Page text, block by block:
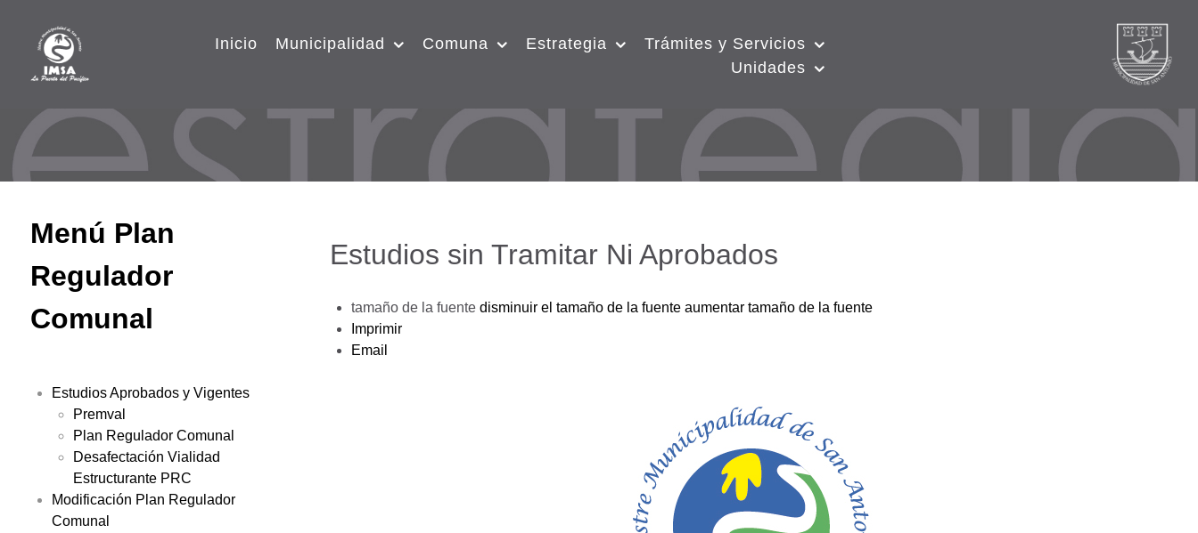
Inicio Municipalidad Comuna Estrategia
Trámites y Servicios
Unidades
Menú Plan
Regulador
Comunal
Estudios Aprobados y Vigentes
Premval
Plan Regulador Comunal
Desafectación Vialidad
Estructurante PRC
Modificación Plan Regulador
Comunal
Estudios sin Tramitar Ni Aprobados
tamaño de la fuente disminuir el tamaño de la fuente aumentar tamaño de la fuente
Imprimir
Email